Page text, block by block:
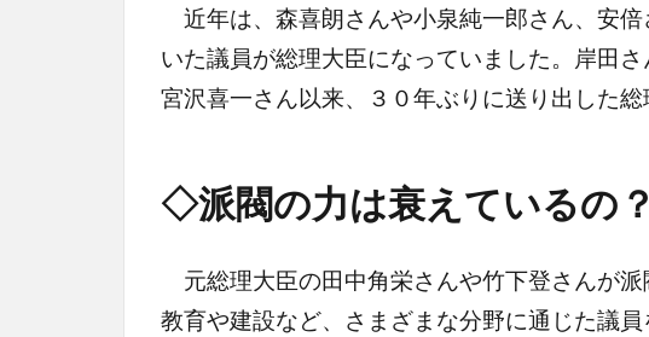
近年は、森喜朗さんや小泉純一郎さん、安
いた議員が総理大臣になっていました。岸田
宮沢喜一さん以来、３０年ぶりに送り出した総
◇派閥の力は衰えているの？
元総理大臣の田中角栄さんや竹下登さんが派
教育や建設など、さまざまな分野に通じた議